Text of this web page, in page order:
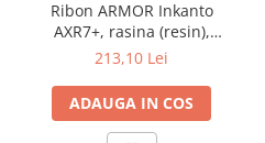
Ribon ARMOR Inkanto
AXR7+, rasina (resin),
negru, 130mmx450M, OUT
213,10 Lei
ADAUGA IN COS